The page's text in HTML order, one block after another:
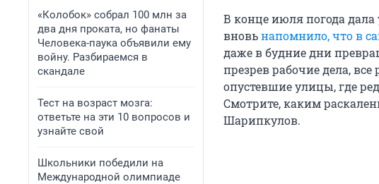
«Колобок» собрал 100 млн за
два дня проката, но фанаты
Человека-паука объявили ему
войну. Разбираемся в
скандале
Тест на возраст мозга:
ответьте на эти 10 вопросов и
узнайте свой
Школьники победили на
Международной олимпиаде
В конце июля погода
вновьнапомнило, что в
даже в будние дни
презрев рабочие дела,
опустевшие улицы, где
Смотрите, каким
Шарипкулов.